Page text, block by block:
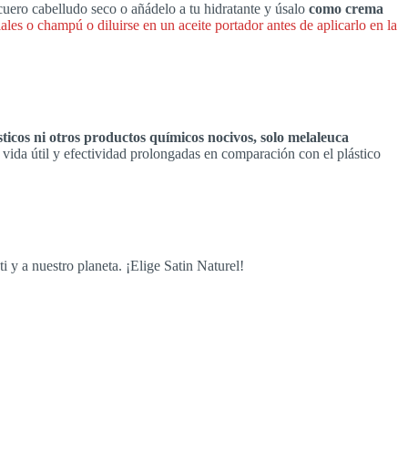
cabelludo seco o añádelo a tu hidratante y úsalo como crema
o champú o diluirse en un aceite portador antes de aplicarlo en la
ni otros productos químicos nocivos, solo melaleuca
útil y efectividad prolongadas en comparación con el plástico
y a nuestro planeta. ¡Elige Satin Naturel!